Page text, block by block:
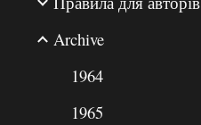
Archive
1964
1965